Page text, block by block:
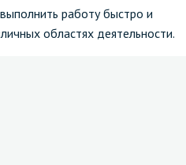
работу быстро и
областях деятельности.